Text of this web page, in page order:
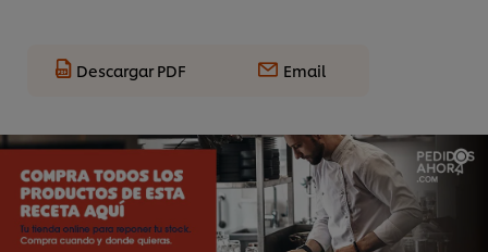
Descargar PDF Email
Utilizamos cookies propias y de terceros (y tecnologías
similares) para mejorar tu experiencia en nuestra web.